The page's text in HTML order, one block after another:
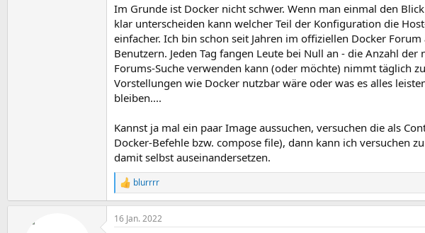
Im Grunde ist Docker nicht schwer. Wenn man einmal den
klar unterscheiden kann welcher Teil der Konfiguration die
einfacher. Ich bin schon seit Jahren im offiziellen Docker
Benutzern. Jeden Tag fangen Leute bei Null an - die Anzahl
Forums-Suche verwenden kann (oder möchte) nimmt täglich
Vorstellungen wie Docker nutzbar wäre oder was es alles
bleiben....
Kannst ja mal ein paar Image aussuchen, versuchen die als
Docker-Befehle bzw. compose file), dann kann ich versuchen
damit selbst auseinandersetzen.
R
e
a
k
blurrrr
16 Jan. 2022